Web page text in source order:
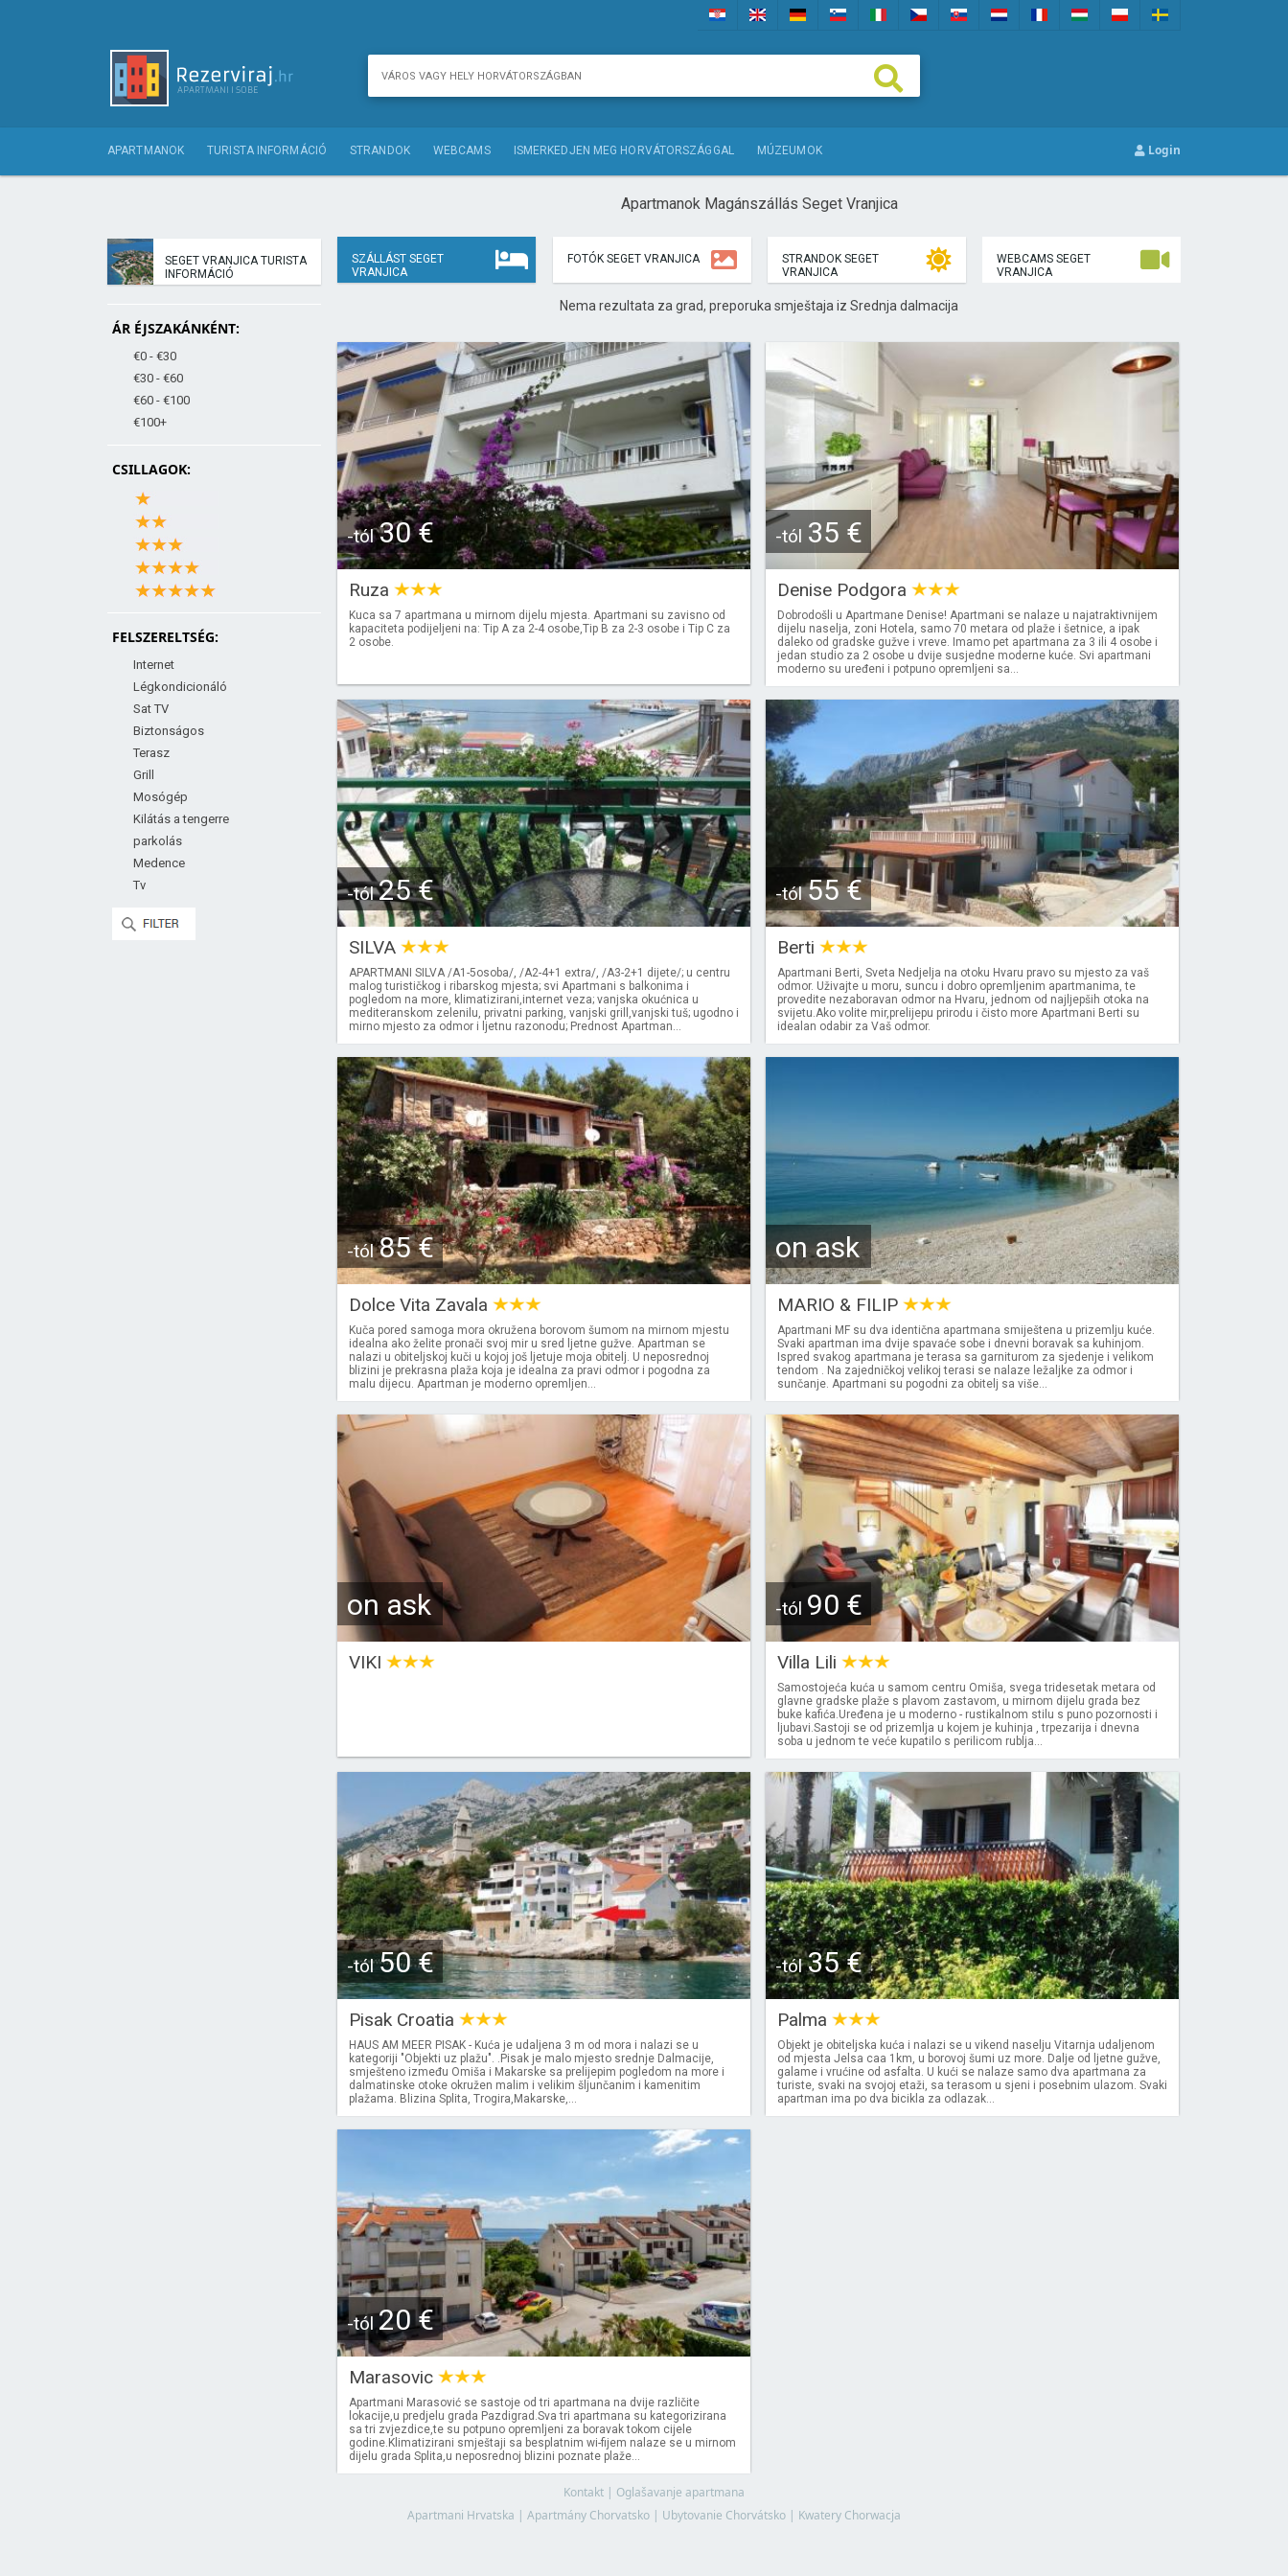
APARTMANOK TURISTA INFORMÁCIÓ STRANDOK WEBCAMS ISMERKEDJEN MEG HORVÁTORSZÁGGAL MÚZEUMOK Login
SEGET VRANJICA TURISTA
INFORMÁCIÓ
ÁR ÉJSZAKÁNKÉNT:
€0 - €30
€30 - €60
€60 - €100
€100+
CSILLAGOK:
FELSZERELTSÉG:
Internet
Légkondicionáló
Sat TV
Biztonságos
Terasz
Grill
Mosógép
Kilátás a tengerre
parkolás
Medence
Tv
Apartmanok Magánszállás Seget Vranjica
SZÁLLÁST SEGET
VRANJICA
FOTÓK SEGET VRANJICA
STRANDOK SEGET
VRANJICA
WEBCAMS SEGET
VRANJICA
Nema rezultata za grad, preporuka smještaja iz Srednja dalmacija
-tól30 €
Ruza
Kuca sa 7 apartmana u mirnom dijelu mjesta. Apartmani su zavisno od
kapaciteta podijeljeni na: Tip A za 2-4 osobe,Tip B za 2-3 osobe i Tip C za
2 osobe.
-tól 35 €
Denise Podgora
Dobrodošli u Apartmane Denise! Apartmani se nalaze u najatraktivnijem
dijelu naselja, zoni Hotela, samo 70 metara od plaže i šetnice, a ipak
daleko od gradske gužve i vreve. Imamo pet apartmana za 3 ili 4 osobe i
jedan studio za 2 osobe u dvije susjedne moderne kuće. Svi apartmani
moderno su uređeni i potpuno opremljeni sa...
-tól25 €
SILVA
APARTMANI SILVA /A1-5osoba/, /A2-4+1 extra/, /A3-2+1 dijete/; u centru
malog turističkog i ribarskog mjesta; svi Apartmani s balkonima i
pogledom na more, klimatizirani,internet veza; vanjska okućnica u
mediteranskom zelenilu, privatni parking, vanjski grill,vanjski tuš; ugodno i
mirno mjesto za odmor i ljetnu razonodu; Prednost Apartman...
-tól55 €
Berti
Apartmani Berti, Sveta Nedjelja na otoku Hvaru pravo su mjesto za vaš
odmor. Uživajte u moru, suncu i dobro opremljenim apartmanima, te
provedite nezaboravan odmor na Hvaru, jednom od najljepših otoka na
svijetu.Ako volite mir,prelijepu prirodu i čisto more Apartmani Berti su
idealan odabir za Vaš odmor.
-tól85 €
Dolce Vita Zavala
Kuča pored samoga mora okružena borovom šumom na mirnom mjestu
idealna ako želite pronači svoj mir u sred ljetne gužve. Apartman se
nalazi u obiteljskoj kuči u kojoj još ljetuje moja obitelj. U neposrednoj
blizini je prekrasna plaža koja je idealna za pravi odmor i pogodna za
malu dijecu. Apartman je moderno opremljen...
on ask
MARIO & FILIP
Apartmani MF su dva identična apartmana smiještena u prizemlju kuće.
Svaki apartman ima dvije spavaće sobe i dnevni boravak sa kuhinjom.
Ispred svakog apartmana je terasa sa garniturom za sjedenje i velikom
tendom . Na zajedničkoj velikoj terasi se nalaze ležaljke za odmor i
sunčanje. Apartmani su pogodni za obitelj sa više...
on ask
VIKI
-tól 90 €
Villa Lili
Samostojeća kuća u samom centru Omiša, svega tridesetak metara od
glavne gradske plaže s plavom zastavom, u mirnom dijelu grada bez
buke kafića.Uređena je u moderno - rustikalnom stilu s puno pozornosti i
ljubavi.Sastoji se od prizemlja u kojem je kuhinja , trpezarija i dnevna
soba u jednom te veće kupatilo s perilicom rublja...
-tól50 €
Pisak Croatia
HAUS AM MEER PISAK - Kuća je udaljena 3 m od mora i nalazi se u
kategoriji "Objekti uz plažu". .Pisak je malo mjesto srednje Dalmacije,
smješteno između Omiša i Makarske sa prelijepim pogledom na more i
dalmatinske otoke okružen malim i velikim šljunčanim i kamenitim
plažama. Blizina Splita, Trogira,Makarske,...
-tól35 €
Palma
Objekt je obiteljska kuća i nalazi se u vikend naselju Vitarnja udaljenom
od mjesta Jelsa caa 1km, u borovoj šumi uz more. Dalje od ljetne gužve,
galame i vrućine od asfalta. U kući se nalaze samo dva apartmana za
turiste, svaki na svojoj etaži, sa terasom u sjeni i posebnim ulazom. Svaki
apartman ima po dva bicikla za odlazak...
-tól 20 €
Marasovic
Apartmani Marasović se sastoje od tri apartmana na dvije različite
lokacije,u predjelu grada Pazdigrad.Sva tri apartmana su kategorizirana
sa tri zvjezdice,te su potpuno opremljeni za boravak tokom cijele
godine.Klimatizirani smještaji sa besplatnim wi-fijem nalaze se u mirnom
dijelu grada Splita,u neposrednoj blizini poznate plaže...
Kontakt| Oglašavanje apartmana
Apartmani Hrvatska | Apartmány Chorvatsko| Ubytovanie Chorvátsko| Kwatery Chorwacja